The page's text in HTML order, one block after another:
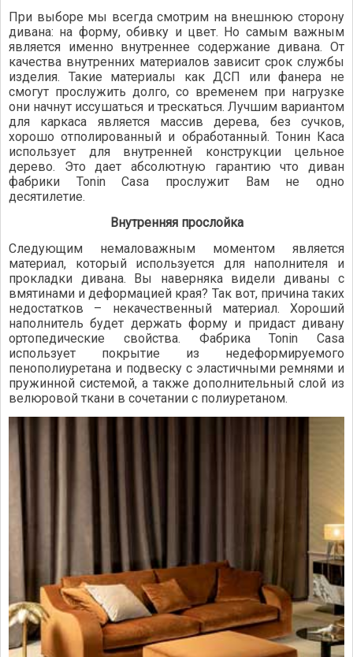
При выборе мы всегда смотрим на внешнюю сторону
дивана: на форму, обивку и цвет. Но самым важным
является именно внутреннее содержание дивана. От
качества внутренних материалов зависит срок службы
изделия. Такие материалы как ДСП или фанера не
смогут прослужить долго, со временем при нагрузке
они начнут иссушаться и трескаться. Лучшим вариантом
для каркаса является массив дерева, без сучков,
хорошо отполированный и обработанный. Тонин Каса
использует для внутренней конструкции цельное
дерево. Это дает абсолютную гарантию что диван
фабрики Tonin Casa прослужит Вам не одно
десятилетие.
Внутренняя прослойка
Следующим немаловажным моментом является
материал, который используется для наполнителя и
прокладки дивана. Вы наверняка видели диваны с
вмятинами и деформацией края? Так вот, причина таких
недостатков – некачественный материал. Хороший
наполнитель будет держать форму и придаст дивану
ортопедические свойства. Фабрика Tonin Casa
использует покрытие из недеформируемого
пенополиуретана и подвеску с эластичными ремнями и
пружинной системой, а также дополнительный слой из
велюровой ткани в сочетании с полиуретаном.